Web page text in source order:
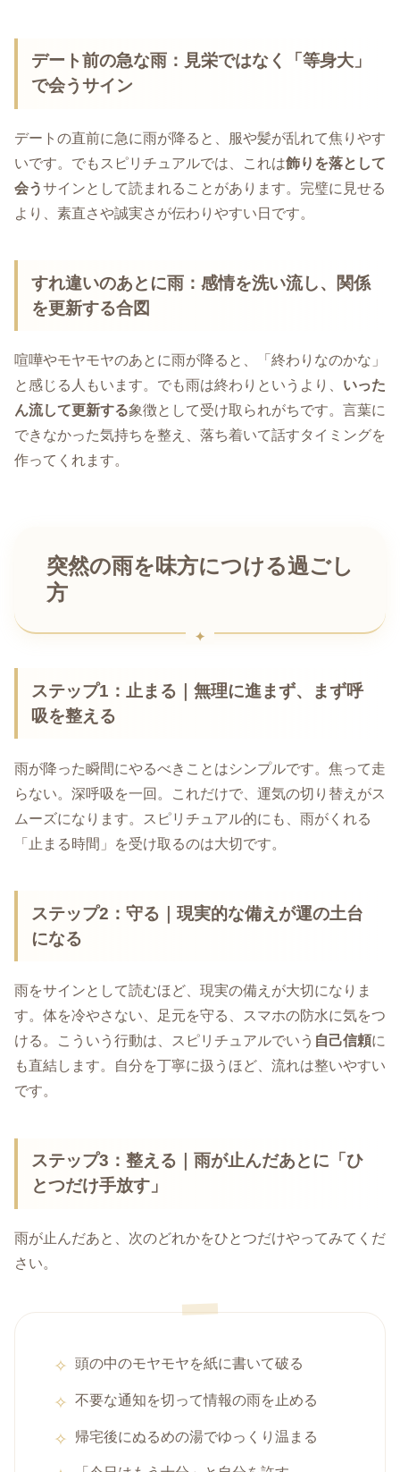
デート前の急な雨：見栄ではなく「等身大」
で会うサイン
デートの直前に急に雨が降ると、服や髪が乱れて焦りやす
いです。でもスピリチュアルでは、これは飾りを落として
会うサインとして読まれることがあります。完璧に見せる
より、素直さや誠実さが伝わりやすい日です。
すれ違いのあとに雨：感情を洗い流し、関係
を更新する合図
喧嘩やモヤモヤのあとに雨が降ると、「終わりなのかな」
と感じる人もいます。でも雨は終わりというより、 いった
ん流して更新する象徴として受け取られがちです。言葉に
できなかった気持ちを整え、落ち着いて話すタイミングを
作ってくれます。
突然の雨を味方につける過ごし
方
ステップ1：止まる｜無理に進まず、まず呼
吸を整える
雨が降った瞬間にやるべきことはシンプルです。焦って走
らない。深呼吸を一回。これだけで、運気の切り替えがス
ムーズになります。スピリチュアル的にも、雨がくれる
「止まる時間」を受け取るのは大切です。
ステップ2：守る｜現実的な備えが運の土台
になる
雨をサインとして読むほど、現実の備えが大切になりま
す。体を冷やさない、足元を守る、スマホの防水に気をつ
ける。こういう行動は、スピリチュアルでいう 自己信頼に
も直結します。自分を丁寧に扱うほど、流れは整いやすい
です。
ステップ3：整える｜雨が止んだあとに「ひ
とつだけ手放す」
雨が止んだあと、次のどれかをひとつだけやってみてくだ
さい。
頭の中のモヤモヤを紙に書いて破る
不要な通知を切って情報の雨を止める
帰宅後にぬるめの湯でゆっくり温まる